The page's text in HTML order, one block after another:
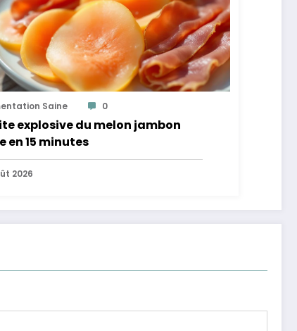
Saine 0
explosive du melon jambon
en 15 minutes
2026